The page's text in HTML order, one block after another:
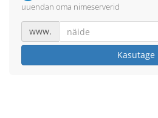
uuendan oma nimeserverid
www.
Kasutage